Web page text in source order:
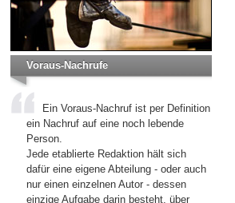
Voraus-Nachrufe
Ein Voraus-Nachruf ist per Definition
ein Nachruf auf eine noch lebende
Person.
Jede etablierte Redaktion hält sich
dafür eine eigene Abteilung - oder auch
nur einen einzelnen Autor - dessen
einzige Aufgabe darin besteht, über